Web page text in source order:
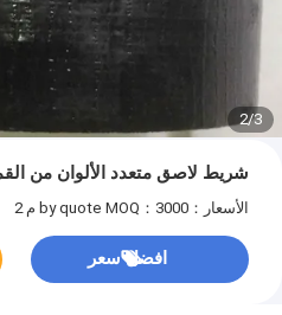
2/3
شريط لاصق متعدد الألوان من
الأسعار：by quote MOQ：3000 م 2
افضل سعر